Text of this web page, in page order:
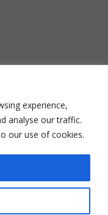
experience,
analyse our traffic.
our use of cookies.